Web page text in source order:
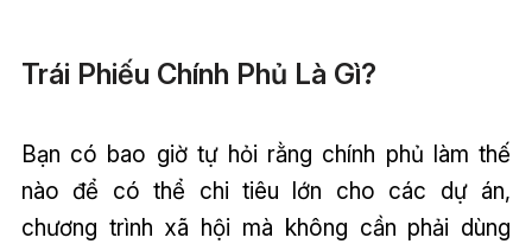
Trái Phiếu Chính Phủ Là Gì?
Bạn có bao giờ tự hỏi rằng chính phủ làm thế
nào để có thể chi tiêu lớn cho các dự án,
chương trình xã hội mà không cần phải dùng